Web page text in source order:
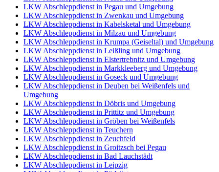
LKW Abschleppdienst in Pegau und Umgebung
LKW Abschleppdienst in Zwenkau und Umgebung
LKW Abschleppdienst in Kabelsketal und Umgebung
LKW Abschleppdienst in Milzau und Umgebung
LKW Abschleppdienst in Krumpa (Geiseltal) und Umgebung
LKW Abschleppdienst in Leißling und Umgebung
LKW Abschleppdienst in Elstertrebnitz und Umgebung
LKW Abschleppdienst in Markkleeberg und Umgebung
LKW Abschleppdienst in Goseck und Umgebung
LKW Abschleppdienst in Deuben bei Weißenfels und
Umgebung
LKW Abschleppdienst in Döbris und Umgebung
LKW Abschleppdienst in Prittitz und Umgebung
LKW Abschleppdienst in Gröben bei Weißenfels
LKW Abschleppdienst in Teuchern
LKW Abschleppdienst in Zeuchfeld
LKW Abschleppdienst in Groitzsch bei Pegau
LKW Abschleppdienst in Bad Lauchstädt
LKW Abschleppdienst in Leipzig